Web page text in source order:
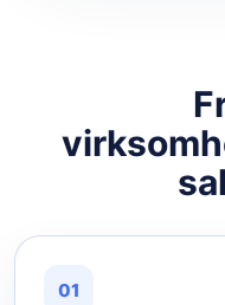
01